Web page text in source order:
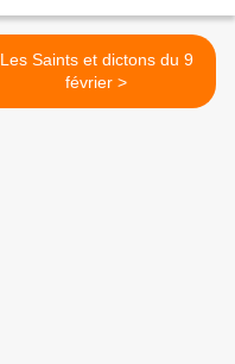
Les Saints et dictons du 9
février >